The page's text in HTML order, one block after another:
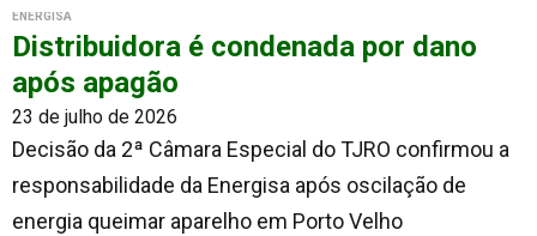
ENERGISA
Distribuidora é condenada por dano
após apagão
23 de julho de 2026
Decisão da 2ª Câmara Especial do TJRO confirmou a
responsabilidade da Energisa após oscilação de
energia queimar aparelho em Porto Velho